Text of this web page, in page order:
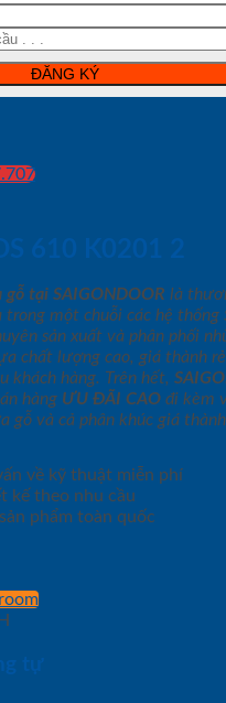
610 K0201 2
tại SAIGONDOOR là
trong một chuỗi các hệ thống
sản xuất và phân phối
chất lượng cao, giá thành
khách hàng. Trên hết,
hàng ƯU ĐÃI CAO đi kèm
gỗ và cả phân khúc giá
về kỹ thuật miễn phí
kế theo nhu cầu
phẩm toàn quốc
tự